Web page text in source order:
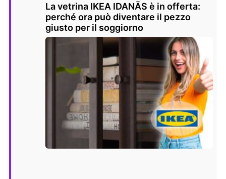
La vetrina IKEA IDANÄS è in offerta:
perché ora può diventare il pezzo
giusto per il soggiorno